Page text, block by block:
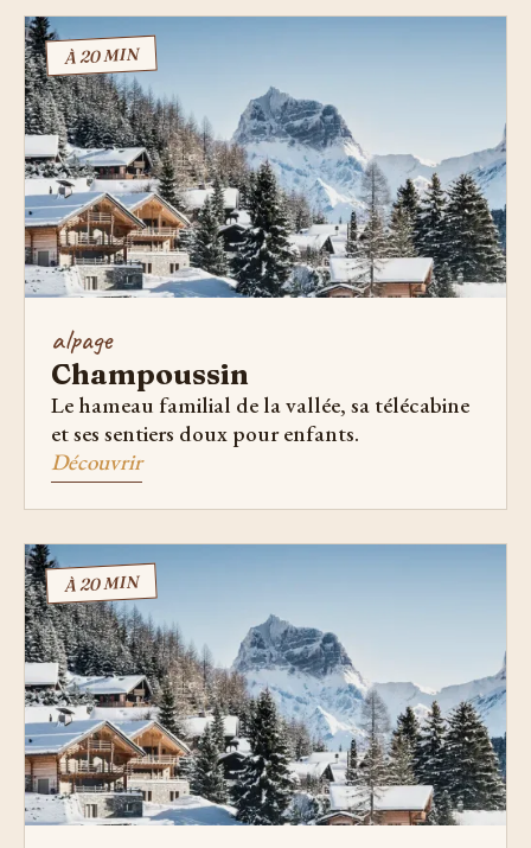
À 20 MIN
alpage
Champoussin
Le hameau familial de la vallée, sa télécabine
et ses sentiers doux pour enfants.
Découvrir
À 20 MIN